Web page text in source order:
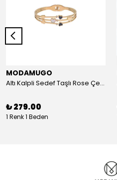
MODAMUGO
Altı Kalpli Sedef Taşlı Rose Çelik Kelepçe Bileklik
₺ 279.00
1 Renk 1 Beden